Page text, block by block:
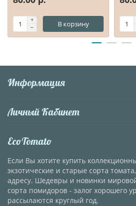
В корзину
Информация
Личный Кабинет
EcoTomato
Если Вы хотите купить
экзотические и старые сорта
адресу. Шедевры и новинки
сорта помидоров - залог хорошего
рассылаются круглый год.